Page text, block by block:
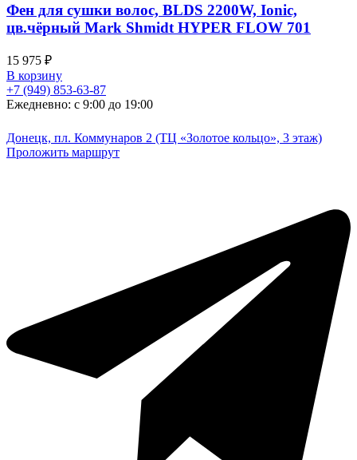
Фен для сушки волос, BLDS 2200W, Ionic,
цв.чёрный Mark Shmidt HYPER FLOW 701
15 975 ₽
В корзину
+7 (949) 853-63-87
Ежедневно: с 9:00 до 19:00
Донецк, пл. Коммунаров 2 (ТЦ «Золотое кольцо», 3 этаж)
Проложить маршрут